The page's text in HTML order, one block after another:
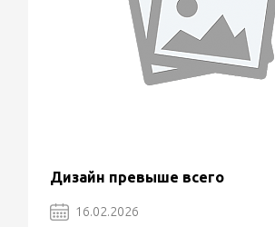
Дизайн превыше всего
16.02.2026